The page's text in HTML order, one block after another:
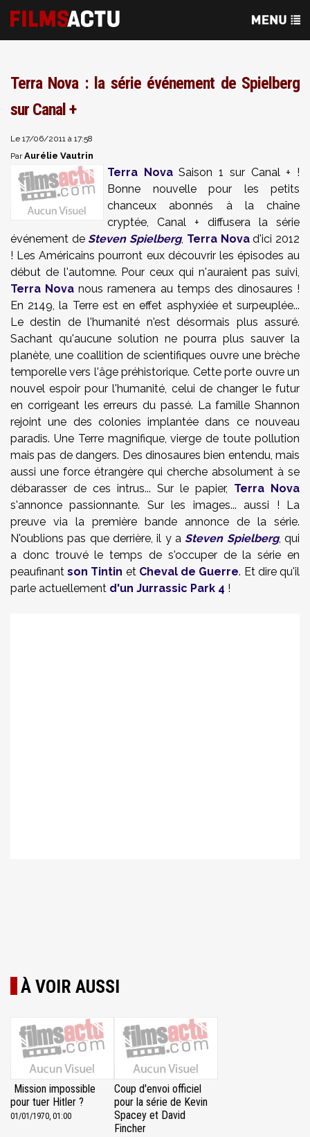
Terra Nova : la série événement de Spielberg
sur Canal +
Le 17/06/2011 à 17:58
ParAurélie Vautrin
Terra NovaSaison 1 sur Canal + !
Bonne nouvelle pour les petits
chanceux abonnés à la chaîne
cryptée, Canal + diffusera la série
événement deSteven Spielberg, Terra Novad'ici 2012
! Les Américains pourront eux découvrir les épisodes au
début de l'automne. Pour ceux qui n'auraient pas suivi,
Terra Nova nous ramenera au temps des dinosaures !
En 2149, la Terre est en effet asphyxiée et surpeuplée...
Le destin de l'humanité n'est désormais plus assuré.
Sachant qu'aucune solution ne pourra plus sauver la
planète, une coallition de scientifiques ouvre une brèche
temporelle vers l'âge préhistorique. Cette porte ouvre un
nouvel espoir pour l'humanité, celui de changer le futur
en corrigeant les erreurs du passé. La famille Shannon
rejoint une des colonies implantée dans ce nouveau
paradis. Une Terre magnifique, vierge de toute pollution
mais pas de dangers. Des dinosaures bien entendu, mais
aussi une force étrangère qui cherche absolument à se
débarasser de ces intrus... Sur le papier, Terra Nova
s'annonce passionnante. Sur les images... aussi ! La
preuve via la première bande annonce de la série.
N'oublions pas que derrière, il y aSteven Spielberg, qui
a donc trouvé le temps de s'occuper de la série en
peaufinant son Tintin et Cheval de Guerre. Et dire qu'il
parle actuellement d'un Jurrassic Park 4 !
À VOIR AUSSI
Mission impossible
pour tuer Hitler ?
01/01/1970, 01:00
Coup d'envoi officiel
pour la série de Kevin
Spacey et David
Fincher